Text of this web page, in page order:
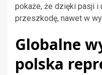
pokaże, że dzięki pasji i
przeszkodę, nawet w
Globalne
polska